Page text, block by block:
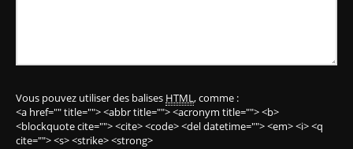
Vous pouvez utiliser des balises HTML, comme :
<a href="" title=""> <abbr title=""> <acronym title=""> <b>
<blockquote cite=""> <cite> <code> <del datetime=""> <em> <i> <q
cite=""> <s> <strike> <strong>